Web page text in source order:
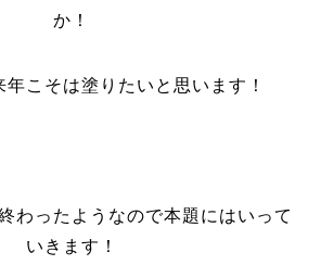
か！
こそは塗りたいと思います！
わったようなので本題にはいって
いきます！